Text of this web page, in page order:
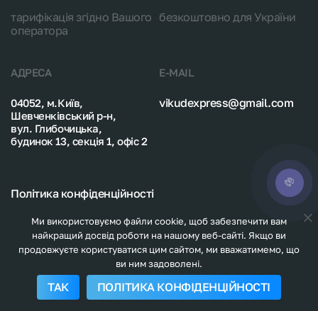
тарифікація згідно Вашого
оператора
безкоштовно для України
АДРЕСА
04052, м.Київ,
Шевченківський р-н,
вул. Глибочицька,
будинок 13, секція 1, офіс 2
E-MAIL
vikudexpress@gmail.com
Політика конфіденційності
Карта сайту
© 2026. Vikudexpress.
All rights reserved
Ми використовуємо файли cookie, щоб забезпечити вам
найкращий досвід роботи на нашому веб-сайті. Якщо ви
продовжуєте користуватися цим сайтом, ми вважатимемо, що
ви ним задоволені.
ТАК ПОЛІТИКА КОНФІДЕНЦІЙНОСТІ